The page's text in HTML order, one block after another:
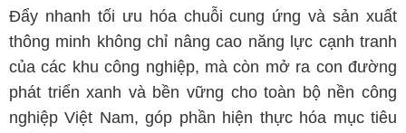
Đẩy nhanh tối ưu hóa chuỗi cung ứng và sản xuất
thông minh không chỉ nâng cao năng lực cạnh tranh
của các khu công nghiệp, mà còn mở ra con đường
phát triển xanh và bền vững cho toàn bộ nền công
nghiệp Việt Nam, góp phần hiện thực hóa mục tiêu